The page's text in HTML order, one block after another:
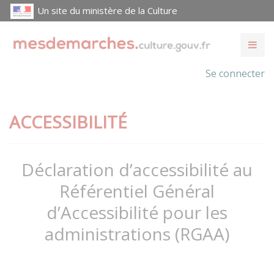
Un site du ministère de la Culture
Se connecter
ACCESSIBILITÉ
Déclaration d’accessibilité au
Référentiel Général
d’Accessibilité pour les
administrations (RGAA)